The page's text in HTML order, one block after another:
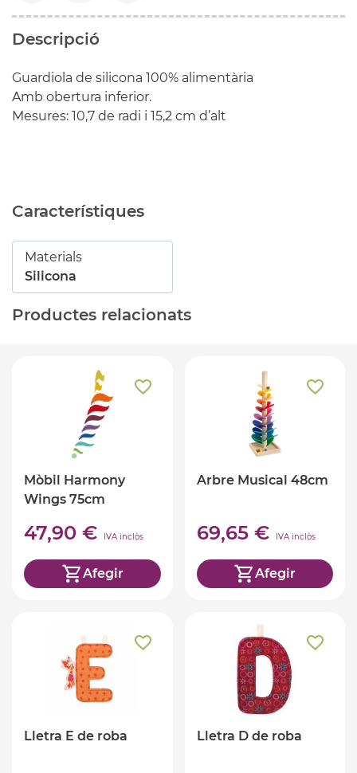
Descripció
Guardiola de silicona 100% alimentària
Amb obertura inferior.
Mesures: 10,7 de radi i 15,2 cm d’alt
Característiques
Materials
Silicona
Productes relacionats
Mòbil Harmony
Wings 75cm
47,90 € IVA inclòs
Afegir
Arbre Musical 48cm
69,65 € IVA inclòs
Afegir
Lletra E de roba Lletra D de roba